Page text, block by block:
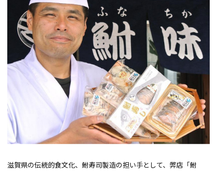
滋賀県の伝統的食文化、鮒寿司製造の担い手として、弊店「鮒